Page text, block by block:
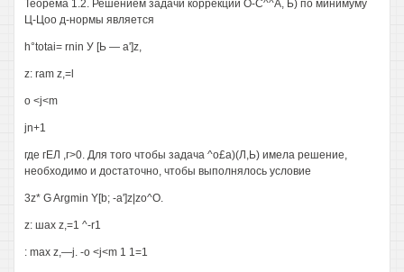
Теорема 1.2. Решением задачи коррекции О-С^^А, Ь) по минимуму
Ц-Цоо д-нормы является
h°totai= rnin У [Ь — a']z,
z: ram z,=l
о <j<m
jn+1
где гЕЛ ,г>0. Для того чтобы задача ^о£а)(Л,Ь) имела решение,
необходимо и достаточно, чтобы выполнялось условие
3z* G Argmin Y[b; -a']z|zo^O.
z: шах z,=1 ^-r1
: max z,—j. -о <j<m 1 1=1